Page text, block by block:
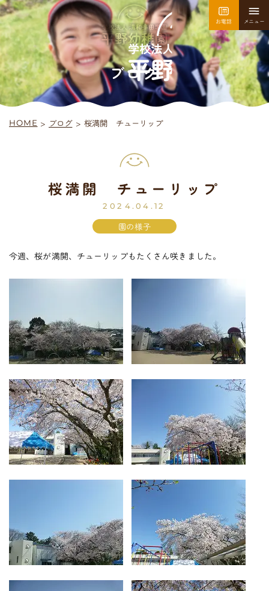
園について 園での生活
平 野 幼 稚 園
入園案内
未 就 園 児 教 室
預かり保育
保 育後の課外活動
課外授業
お知らせ ブログ
プライバシーポリシー
お気軽にご相談ください
メールでお問合せ 072-793-5381
お電話 メニュー
ブログ
HOME > ブログ > 桜満開 チューリップ
桜満開 チューリップ
2024.04.12
園の様子
今週、桜が満開、チューリップもたくさん咲きました。
​